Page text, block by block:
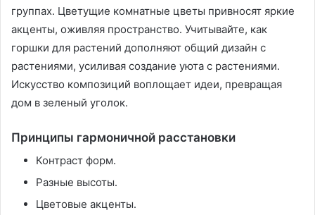
группах․ Цветущие комнатные цветы привносят яркие
акценты, оживляя пространство․ Учитывайте, как
горшки для растений дополняют общий дизайн с
растениями, усиливая создание уюта с растениями․
Искусство композиций воплощает идеи, превращая
дом в зеленый уголок․
Принципы гармоничной расстановки
Контраст форм․
Разные высоты․
Цветовые акценты․